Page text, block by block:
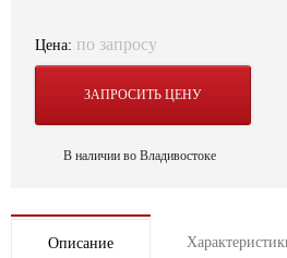
Цена: по запросу
ЗАПРОСИТЬ ЦЕНУ
В наличии во Владивостоке
Описание